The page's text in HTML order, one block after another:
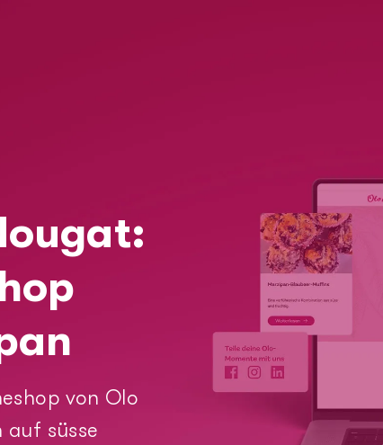
Webseiten &
User Experience
Produkt-
Integration
von Olo
auf süsse